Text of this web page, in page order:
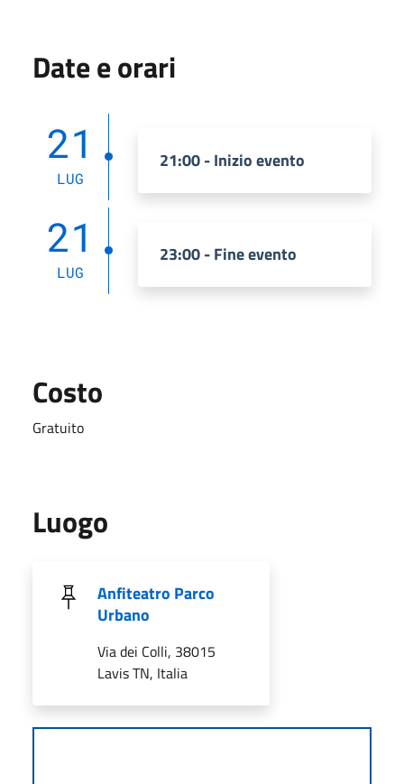
Date e orari
21
LUG
21:00 - Inizio evento
21
LUG
23:00 - Fine evento
Costo
Gratuito
Luogo
Anfiteatro Parco
Urbano
Via dei Colli, 38015
Lavis TN, Italia